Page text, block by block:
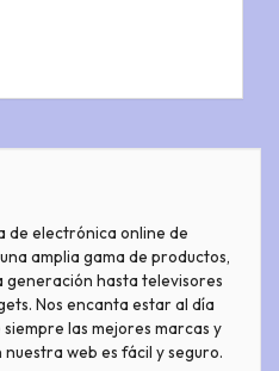
de electrónica online de
amplia gama de productos,
generación hasta televisores
Nos encanta estar al día
las mejores marcas y
web es fácil y seguro.